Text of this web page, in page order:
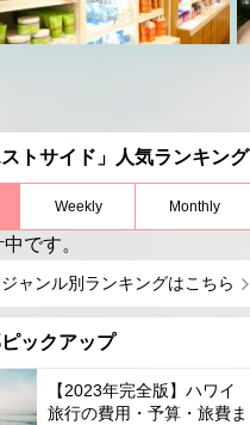
ストサイド」人気ランキング
Weekly Monthly
です。
ジャンル別ランキングはこちら
ックアップ
【2023年完全版】ハワイ
旅行の費用・予算・旅費ま